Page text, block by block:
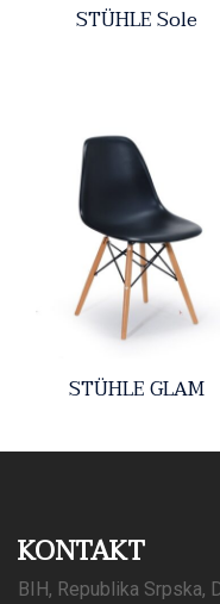
STÜHLE Sole
STÜHLE GLAM
KONTAKT
BIH, Republika Srpska,